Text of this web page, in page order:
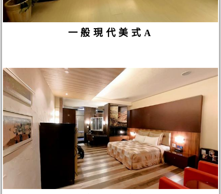
一般現代美式A